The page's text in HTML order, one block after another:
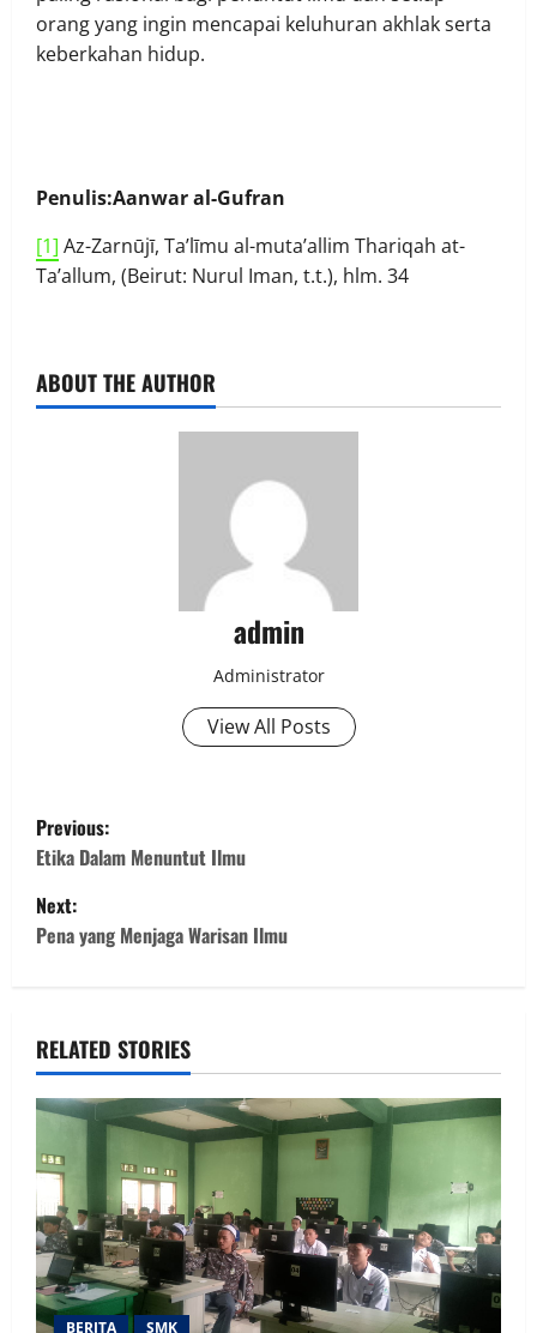
orang yang ingin mencapai keluhuran akhlak serta
keberkahan hidup.
Penulis:Aanwar al-Gufran
[1] Az-Zarnūjī, Ta’līmu al-muta’allim Thariqah at-
Ta’allum, (Beirut: Nurul Iman, t.t.), hlm. 34
ABOUT THE AUTHOR
admin
Administrator
View All Posts
P
o
s
a
v
i
g
a
t
Previous:
Etika Dalam Menuntut Ilmu
Next:
Pena yang Menjaga Warisan Ilmu
RELATED STORIES
BERITA SMK